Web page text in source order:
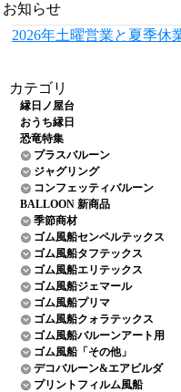
お知らせ
2026年土曜営業と夏季休
カテゴリ
縁日ノ屋台
おうち縁日
恐竜特集
プラスバルーン
ジャグリング
コンフェッティバルーン
BALLOON 新商品
季節商材
ゴム風船センペルテックス
ゴム風船タフテックス
ゴム風船エリテックス
ゴム風船ジェマール
ゴム風船プリマ
ゴム風船クォラテックス
ゴム風船バルーンアート用
ゴム風船「その他」
デコバルーン&エアビルダ
プリントフィルム風船